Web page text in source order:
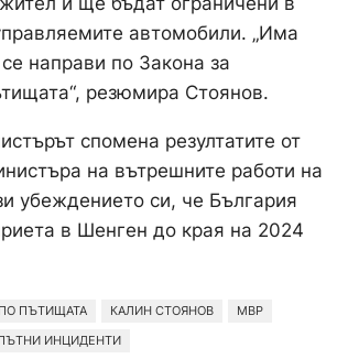
автомобили. „Има
направи по Закона за
резюмира Стоянов.
спомена резултатите от
на вътрешните работи на
убеждението си, че България
в Шенген до края на 2024
ПЪТИЩАТА КАЛИН СТОЯНОВ
МВР
ИНЦИДЕНТИ